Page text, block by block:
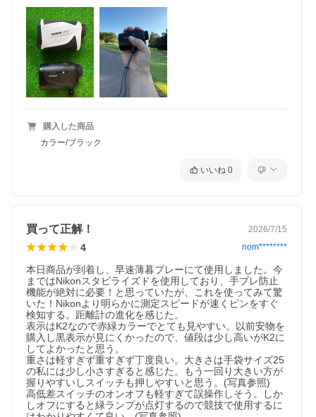
購入した商品
カラー/ブラック
いいね 0
買って正解！ 2026/7/15
4 nom********
本日商品が到着し、早速薄暮プレーにて使用しました。今
まではNikonスタビライズドを使用しており、手ブレ防止
機能が絶対に必要！と思っていたが、これを使ってみて驚
いた！Nikonより明らかに測定スピードが速くピンをすぐ
検知する。距離計の進化を感じた。
表示はK2なので赤緑カラーでとても見やすい。以前安物を
購入し黒表示が見にくかったので、値段は少し高いがK2に
してよかったと思う。
重さは軽すぎず重すぎず丁度良い。大きさは手袋サイズ25
の私には少し小さすぎると感じた。もう一回り大きい方が
握りやすいしスイッチも押しやすいと思う。(写真参照)
高低差スイッチのオンオフも軽すぎて誤操作しそう。しか
しオフにすると緑ランプが点灯するので競技で使用するに